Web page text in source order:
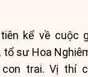
kể về cuộc
sư Hoa
trai. Vị thí